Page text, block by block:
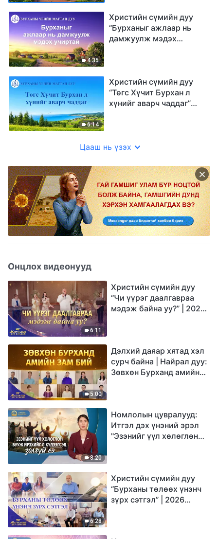
4:35
Христийн сүмийн дуу
“Бурханыг ажлаар нь
дамжуулж мэдэх
6:14
Христийн сүмийн дуу
“Төгс Хүчит Бурхан л
хүнийг аварч чаддаг”
Цааш нь үзэх
Онцлох видеонууд
6:11
Христийн сүмийн дуу
“Чи үүрэг даалгавраа
мэдэж байна уу?” | 2026
5:00
Дэлхий даяар хятад хэл
сурч байна | Найрал дуу:
Зөвхөн Бурханд амийн
8:20
Номлолын цувралууд:
Итгэл дэх үнэний эрэл
"Эзэнийг үүл хөлөглөн
6:28
Христийн сүмийн дуу
“Бурханы төлөөх үнэнч
зүрх сэтгэл” | 2026